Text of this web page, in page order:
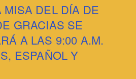
MISA DEL DÍA DE
GRACIAS SE
A LAS 9:00 A.M.
ESPAÑOL Y